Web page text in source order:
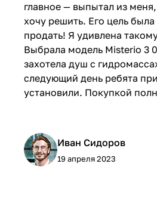
главное — выпытал из
хочу решить. Его цель
продать! Я удивлена
Выбрала модель Misterio 3
захотела душ с
следующий день ребята
установили. Покупкой
Иван Сидоров
19 апреля 2023